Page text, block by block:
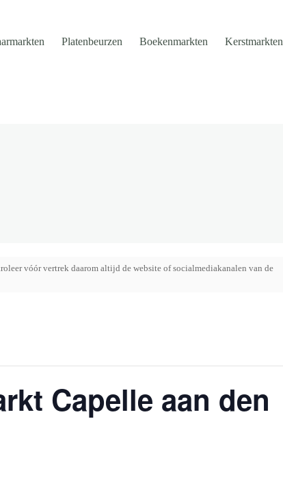
Platenbeurzen Boekenmarkten Kerstmarkten
vóór vertrek daarom altijd de website of socialmediakanalen van de
Capelle aan den